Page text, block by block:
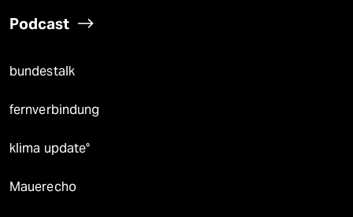
Podcast
bundestalk
fernverbindung
klima update°
Mauerecho